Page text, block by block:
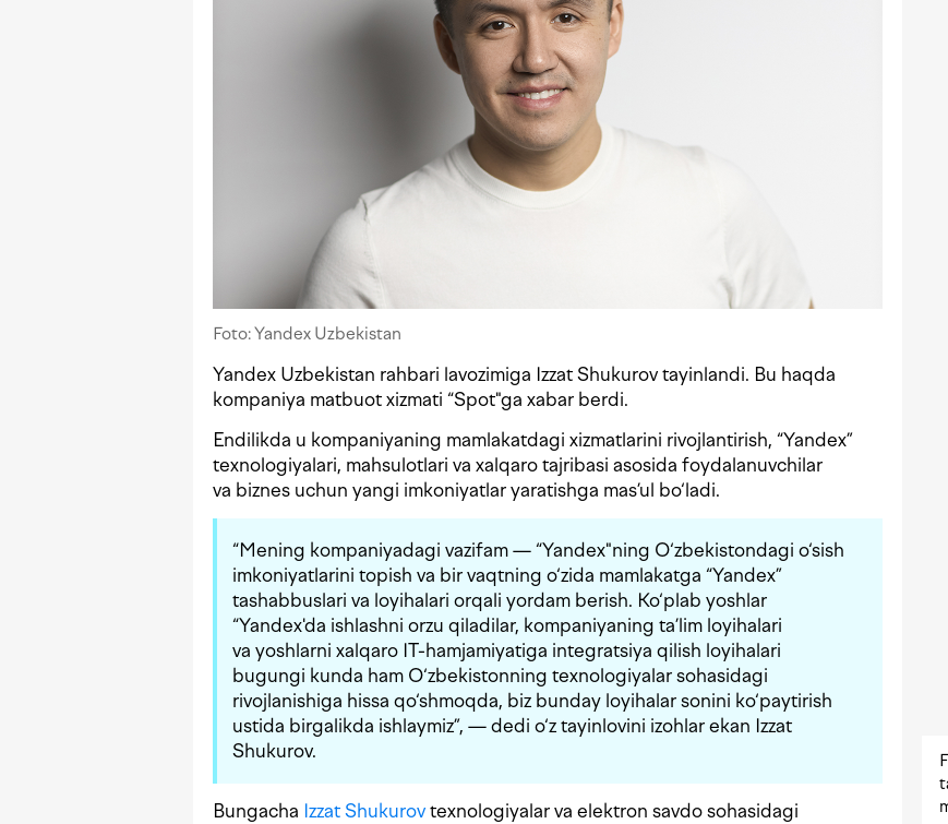
Foto: Yandex Uzbekistan
Yandex Uzbekistan rahbari lavozimiga Izzat Shukurov tayinlandi. Bu haqda
kompaniya matbuot xizmati “Spot"ga xabar berdi.
Endilikda u kompaniyaning mamlakatdagi xizmatlarini rivojlantirish, “Yandex”
texnologiyalari, mahsulotlari va xalqaro tajribasi asosida foydalanuvchilar
va biznes uchun yangi imkoniyatlar yaratishga mas’ul bo‘ladi.
“Mening kompaniyadagi vazifam — “Yandex"ning O‘zbekistondagi o‘sish
imkoniyatlarini topish va bir vaqtning o‘zida mamlakatga “Yandex”
tashabbuslari va loyihalari orqali yordam berish. Ko‘plab yoshlar
“Yandex'da ishlashni orzu qiladilar, kompaniyaning ta’lim loyihalari
va yoshlarni xalqaro IT-hamjamiyatiga integratsiya qilish loyihalari
bugungi kunda ham O‘zbekistonning texnologiyalar sohasidagi
rivojlanishiga hissa qo‘shmoqda, biz bunday loyihalar sonini ko‘paytirish
ustida birgalikda ishlaymiz”, — dedi o‘z tayinlovini izohlar ekan Izzat
Shukurov.
Bungacha Izzat Shukurov texnologiyalar va elektron savdo sohasidagi